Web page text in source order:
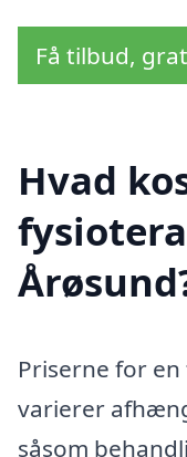
Få tilbud,
Hvad
Priserne for
varierer
såsom